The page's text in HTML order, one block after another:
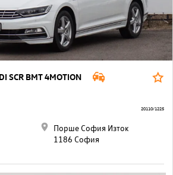
SCR BMT 4MOTION
Порше София Изток
1186 София
20110/1225